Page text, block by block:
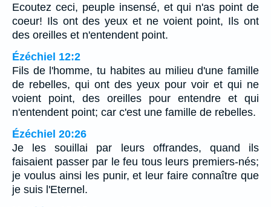
Ecoutez ceci, peuple insensé, et qui n'as point de
coeur! Ils ont des yeux et ne voient point, Ils ont
des oreilles et n'entendent point.
Ézéchiel 12:2
Fils de l'homme, tu habites au milieu d'une famille
de rebelles, qui ont des yeux pour voir et qui ne
voient point, des oreilles pour entendre et qui
n'entendent point; car c'est une famille de rebelles.
Ézéchiel 20:26
Je les souillai par leurs offrandes, quand ils
faisaient passer par le feu tous leurs premiers-nés;
je voulus ainsi les punir, et leur faire connaître que
je suis l'Eternel.